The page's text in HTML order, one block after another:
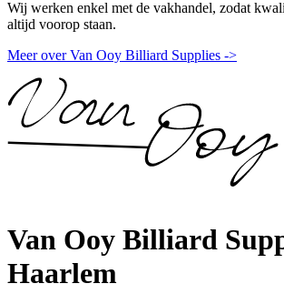
Wij werken enkel met de vakhandel, zodat
altijd voorop staan.
Meer over Van Ooy Billiard Supplies ->
Van Ooy Billiard
Haarlem